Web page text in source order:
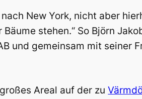
New York, nicht aber
stehen.“ So Björn
und gemeinsam mit seiner
Areal auf der zu